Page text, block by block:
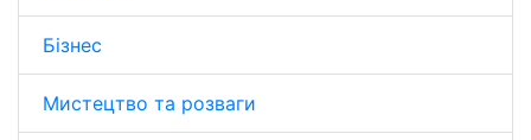
Бізнес
Мистецтво та розваги